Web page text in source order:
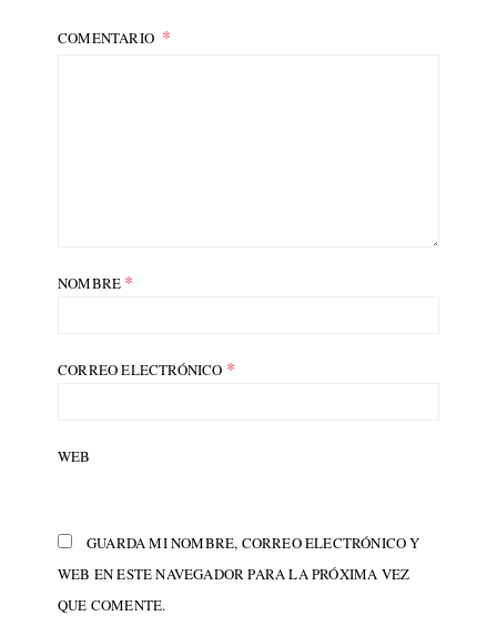
COMENTARIO
NOMBRE *
CORREO ELECTRÓNICO *
WEB
GUARDA MI NOMBRE, CORREO ELECTRÓNICO Y
WEB EN ESTE NAVEGADOR PARA LA PRÓXIMA VEZ
QUE COMENTE.